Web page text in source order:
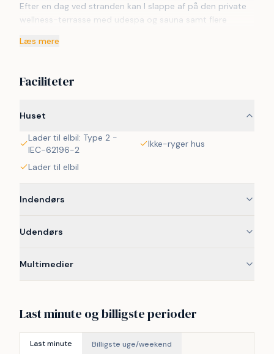
Efter en dag ved stranden kan I slappe af på den private
wellness-terrasse med udespa og sauna samt flere
soveværelser og to badeværelser, så alle kan komme
Læs mere
Faciliteter
Huset
Lader til elbil: Type 2 -
IEC-62196-2
Ikke-ryger hus
Lader til elbil
Indendørs
Udendørs
Multimedier
Last minute og billigste perioder
Last minute Billigste uge/weekend